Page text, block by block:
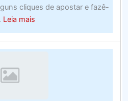
cliques de apostar e fazê-
Leia maisabout
O
montante